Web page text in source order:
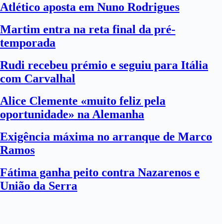
Atlético aposta em Nuno Rodrigues
Martim entra na reta final da pré-
temporada
Rudi recebeu prémio e seguiu para Itália
com Carvalhal
Alice Clemente «muito feliz pela
oportunidade» na Alemanha
Exigência máxima no arranque de Marco
Ramos
Fátima ganha peito contra Nazarenos e
União da Serra